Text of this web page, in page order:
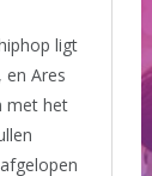
ligt
Ares
met het